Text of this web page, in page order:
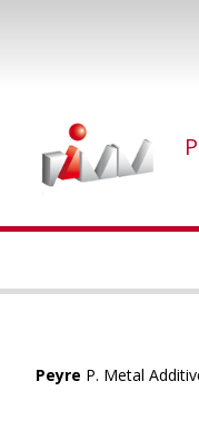
Peyre P. Metal